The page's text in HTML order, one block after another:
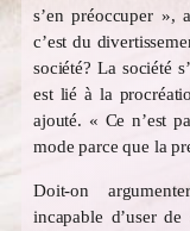
s’en préoccuper »,
c’est du
société? La société
est lié à la
ajouté. « Ce n’est
mode parce que la
Doit-on
incapable d’user